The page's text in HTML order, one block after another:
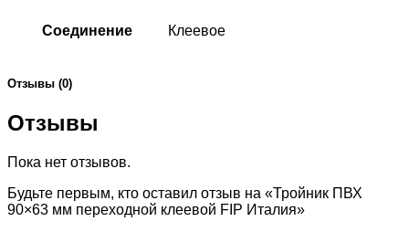
Соединение Клеевое
Отзывы (0)
Отзывы
Пока нет отзывов.
Будьте первым, кто оставил отзыв на «Тройник ПВХ
90×63 мм переходной клеевой FIP Италия»